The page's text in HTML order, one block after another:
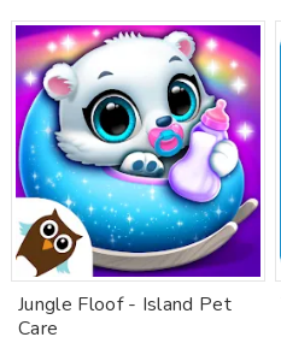
Jungle Floof - Island Pet
Care